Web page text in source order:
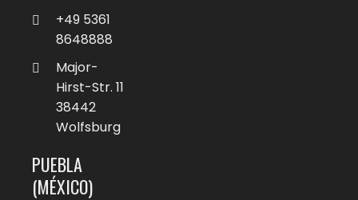
+49 5361
8648888
Major-
Hirst-Str. 11
38442
Wolfsburg
PUEBLA
(MÉXICO)